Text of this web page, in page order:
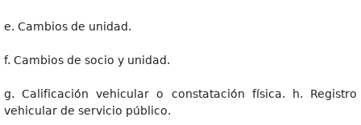
e. Cambios de unidad.
f. Cambios de socio y unidad.
g. Calificación vehicular o constatación física. h. Registro
vehicular de servicio público.